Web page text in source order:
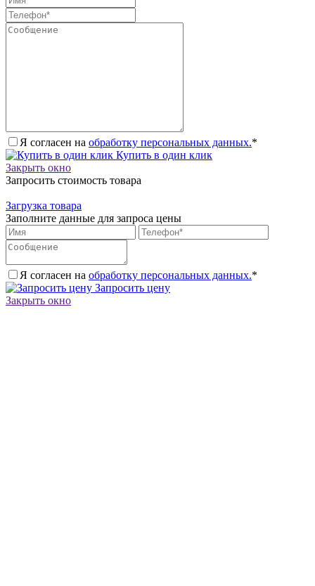
Я согласен на обработку персональных данных.*
Купить в один клик
Закрыть окно
Запросить стоимость товара
Загрузка товара
Заполните данные для запроса цены
Я согласен на обработку персональных данных.*
Запросить цену
Закрыть окно